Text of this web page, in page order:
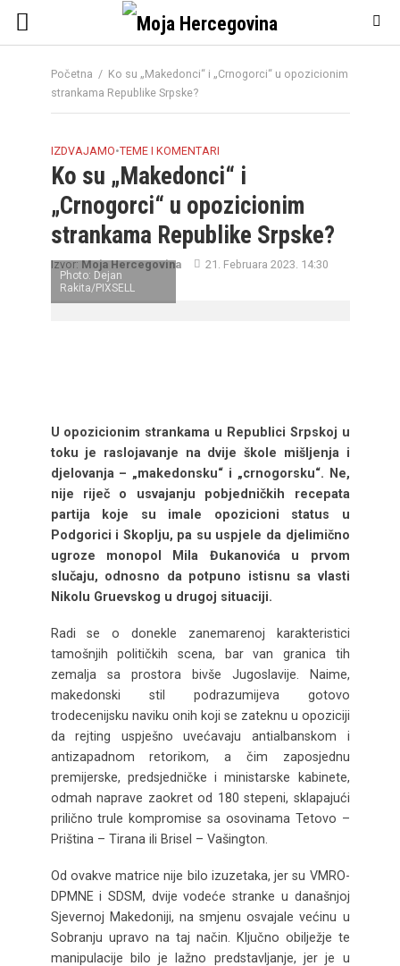
Početna / Ko su „Makedonci“ i „Crnogorci“ u opozicionim
strankama Republike Srpske?
IZDVAJAMO•TEME I KOMENTARI
Ko su „Makedonci“ i
„Crnogorci“ u opozicionim
strankama Republike Srpske?
Izvor:Moja Hercegovina 21. Februara 2023. 14:30
Photo: Dejan
Rakita/PIXSELL
U opozicionim strankama u Republici Srpskoj u
toku je raslojavanje na dvije škole mišljenja i
djelovanja – „makedonsku“ i „crnogorsku“. Ne,
nije riječ o usvajanju pobjedničkih recepata
partija koje su imale opozicioni status u
Podgorici i Skoplju, pa su uspjele da djelimično
ugroze monopol Mila Đukanovića u prvom
slučaju, odnosno da potpuno istisnu sa vlasti
Nikolu Gruevskog u drugoj situaciji.
Radi se o donekle zanemarenoj karakteristici
tamošnjih političkih scena, bar van granica tih
zemalja sa prostora bivše Jugoslavije. Naime,
makedonski stil podrazumijeva gotovo
trodecenijsku naviku onih koji se zateknu u opoziciji
da rejting uspješno uvećavaju antialbanskom i
antizapadnom retorikom, a čim zaposjednu
premijerske, predsjedničke i ministarske kabinete,
odmah naprave zaokret od 180 stepeni, sklapajući
prilično trule kompromise sa osovinama Tetovo –
Priština – Tirana ili Brisel – Vašington.
Od ovakve matrice nije bilo izuzetaka, jer su VMRO-
DPMNE i SDSM, dvije vodeće stranke u današnjoj
Sjevernoj Makedoniji, na smjenu osvajale većinu u
Sobranju upravo na taj način. Ključno obilježje te
manipulacije bilo je lažno predstavljanje, jer je u